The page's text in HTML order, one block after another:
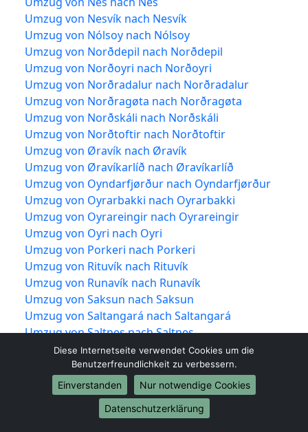
Umzug von Nesvík nach Nesvík
Umzug von Nólsoy nach Nólsoy
Umzug von Norðdepil nach Norðdepil
Umzug von Norðoyri nach Norðoyri
Umzug von Norðradalur nach Norðradalur
Umzug von Norðragøta nach Norðragøta
Umzug von Norðskáli nach Norðskáli
Umzug von Norðtoftir nach Norðtoftir
Umzug von Øravík nach Øravík
Umzug von Øravíkarlíð nach Øravíkarlíð
Umzug von Oyndarfjørður nach Oyndarfjørður
Umzug von Oyrarbakki nach Oyrarbakki
Umzug von Oyrareingir nach Oyrareingir
Umzug von Oyri nach Oyri
Umzug von Porkeri nach Porkeri
Umzug von Rituvík nach Rituvík
Umzug von Runavík nach Runavík
Umzug von Saksun nach Saksun
Umzug von Saltangará nach Saltangará
Umzug von Saltnes nach Saltnes
Umzug von Sandavágur nach Sandavágur
Umzug von Sandur nach Sandur
Umzug von Sandvík nach Sandvík
Umzug von Selatrað nach Selatrað
Umzug von Signabøur nach Signabøur
Diese Internetseite verwendet Cookies um die
Benutzerfreundlichkeit zu verbessern.
Einverstanden
Nur notwendige Cookies
Datenschutzerklärung